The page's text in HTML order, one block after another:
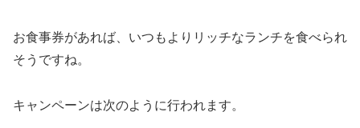
お食事券があれば、いつもよりリッチなランチを食べられ
そうですね。
キャンペーンは次のように行われます。